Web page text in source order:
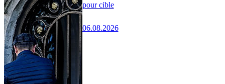
pour cible
06.08.2026